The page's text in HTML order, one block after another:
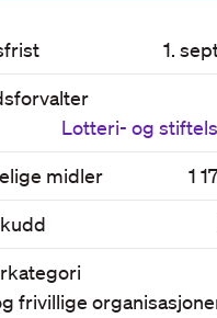
1.
Lotteri- og
midler
1
frivillige